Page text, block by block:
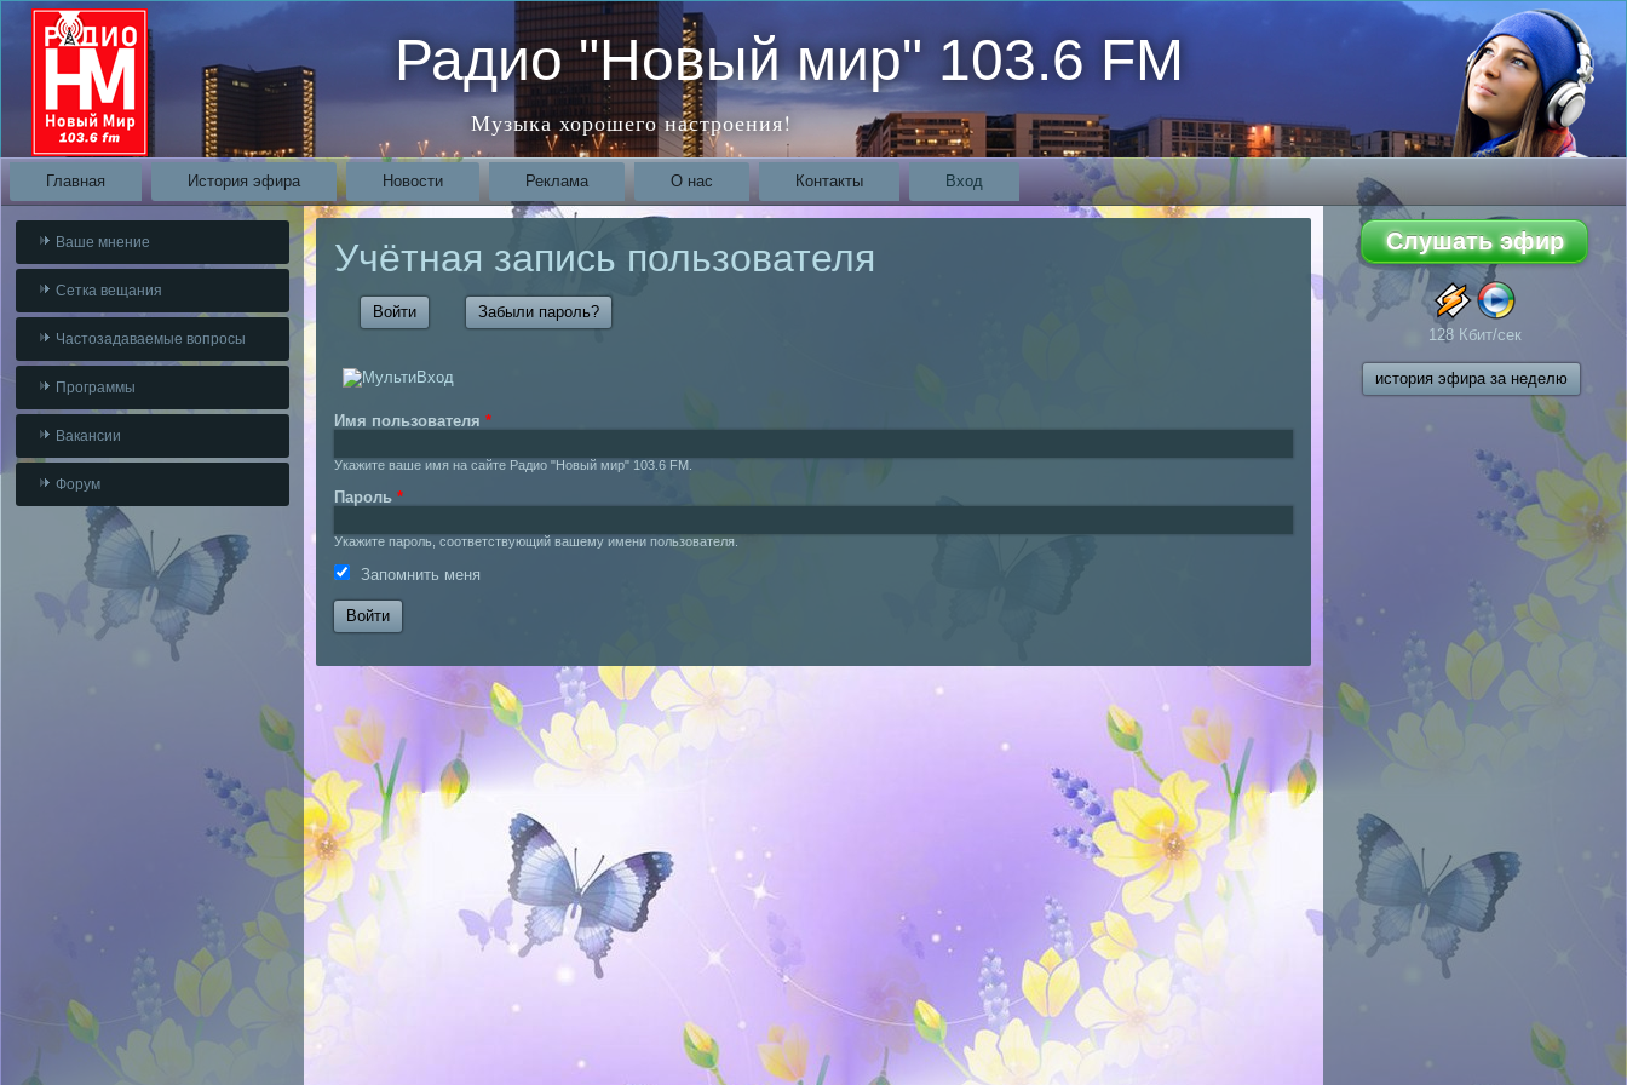
Радио "Новый мир" 103.6 FM
Музыка хорошего настроения!
Главная История эфира Новости Реклама О нас Контакты Вход
Ваше мнение
Сетка вещания
Частозадаваемые вопросы
Программы
Вакансии
Форум
Учётная запись пользователя
Войти (активная вкладка)
Забыли пароль?
Имя пользователя *
Укажите ваше имя на сайте Радио "Новый мир" 103.6 FM.
Пароль *
Укажите пароль, соответствующий вашему имени пользователя.
Запомнить меня
128 Кбит/сек
история эфира за неделю